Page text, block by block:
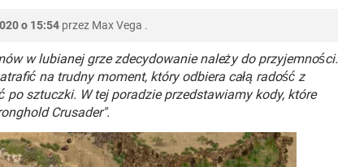
o 15:54 przez Max Vega .
w lubianej grze zdecydowanie należy do przyjemności.
na trudny moment, który odbiera całą radość z
po sztuczki. W tej poradzie przedstawiamy kody, które
Crusader".